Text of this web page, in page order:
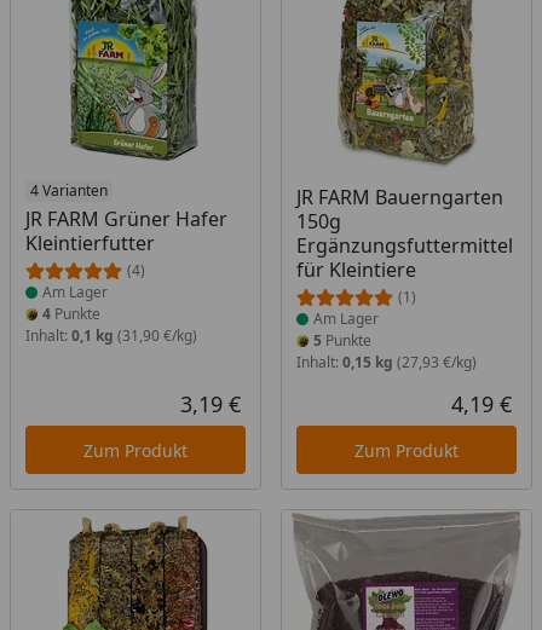
4 Varianten
JR FARM Grüner Hafer
Kleintierfutter
(4)
Produkt am Lager
Am Lager
4 Punkte
Inhalt: 0,1 kg (31,90 €/kg)
Aktueller Preis
3,19 €
Zum Produkt
JR FARM Bauerngarten
150g
Ergänzungsfuttermittel
für Kleintiere
(1)
Produkt am Lager
Am Lager
5 Punkte
Inhalt: 0,15 kg (27,93 €/kg)
4,19 €
Zum Produkt